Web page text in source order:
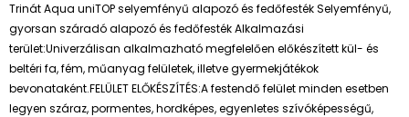
Trinát Aqua uniTOP selyemfényű alapozó és fedőfesték Selyemfényű,
gyorsan száradó alapozó és fedőfesték Alkalmazási
terület:Univerzálisan alkalmazható megfelelően előkészített kül- és
beltéri fa, fém, műanyag felületek, illetve gyermekjátékok
bevonataként.FELÜLET ELŐKÉSZÍTÉS:A festendő felület minden esetben
legyen száraz, pormentes, hordképes, egyenletes szívóképességű,